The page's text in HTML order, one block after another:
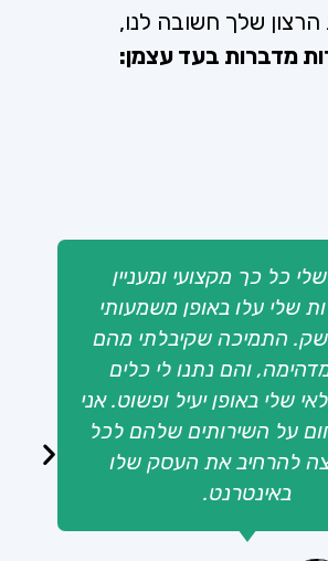
הרצון שלך חשובה לנו,
מדברות בעד עצמן:
כל כך מקצועי ומעניין
שלי עלו באופן משמעותי
התמיכה שקיבלתי מהם
והם נתנו לי כלים
שלי באופן יעיל ופשוט. אני
על השירותים שלהם לכל
להרחיב את העסק שלו
באינטרנט.